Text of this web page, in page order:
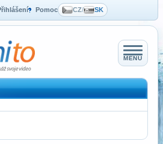
Pomoc CZ/ SK
MENU